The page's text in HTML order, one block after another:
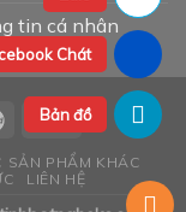
tin cá nhân
SẢN PHẨM KHÁC
LIÊN HỆ
Chát
Bản đồ